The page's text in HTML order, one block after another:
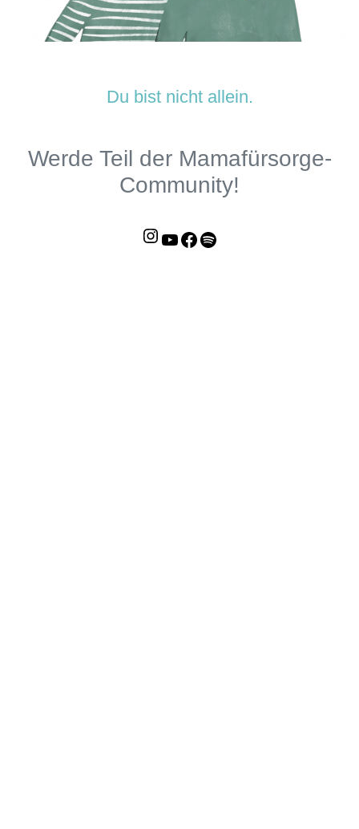
Du bist nicht allein.
Werde Teil der Mamafürsorge-
Community!
Instagram
YouTube
Facebook
Mamafürsorge-Podcast